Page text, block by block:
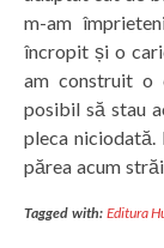
m-am
încropit și o
am construit o
posibil să stau
pleca niciodată.
părea acum
Tagged with: Editura